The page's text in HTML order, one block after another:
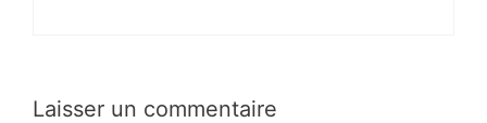
Laisser un commentaire